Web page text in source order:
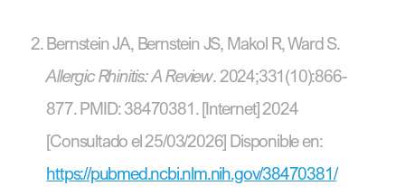
Bernstein JA, Bernstein JS, Makol R, Ward S.
Allergic Rhinitis: A Review. 2024;331(10):866-
877. PMID: 38470381. [Internet] 2024
[Consultado el 25/03/2026] Disponible en:
https://pubmed.ncbi.nlm.nih.gov/38470381/